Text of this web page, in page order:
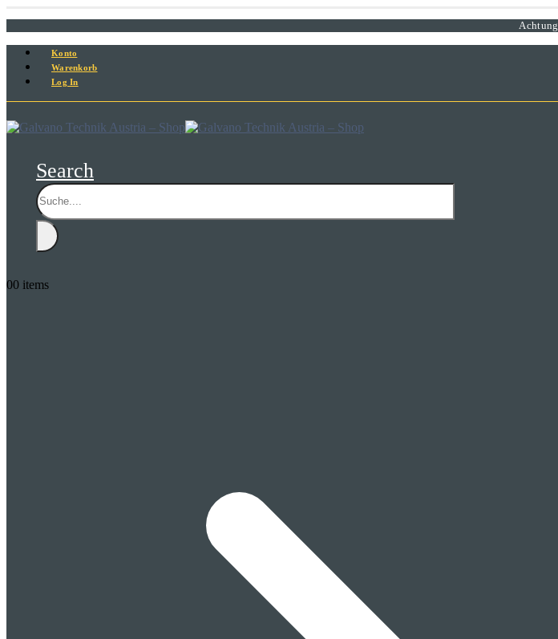
Achtung
Konto
Warenkorb
Log In
Search
00 items